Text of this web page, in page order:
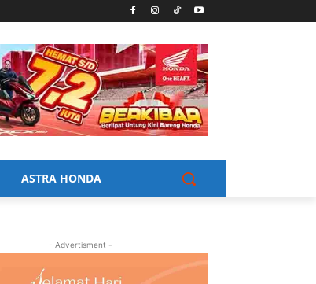
ASTRA HONDA
- Advertisment -